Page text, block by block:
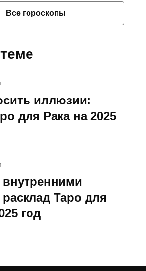
Все гороскопы
иллюзии:
для Рака на 2025
внутренними
Таро для
год